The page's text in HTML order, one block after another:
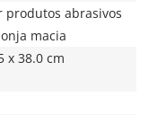
produtos abrasivos
macia
x 38.0 cm